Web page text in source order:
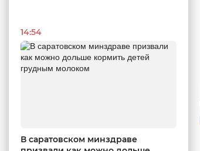
14:54
В саратовском минздраве